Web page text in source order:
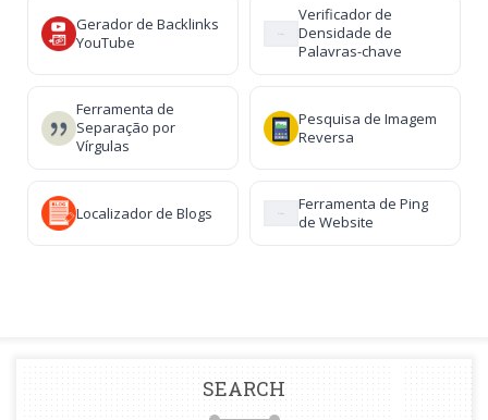
Gerador de Backlinks
YouTube
Verificador de
Densidade de
Palavras-chave
Ferramenta de
Separação por
Vírgulas
Pesquisa de Imagem
Reversa
Localizador de Blogs
Ferramenta de Ping
de Website
SEARCH